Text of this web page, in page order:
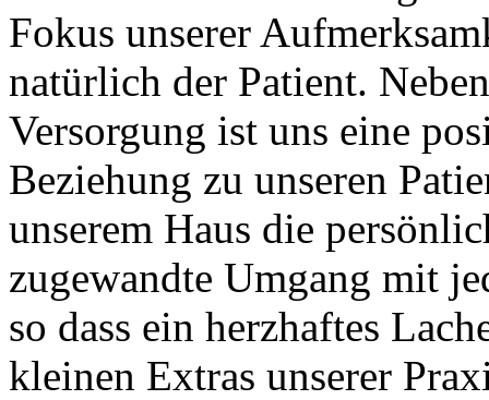
Fokus unserer
natürlich der Patient.
Versorgung ist uns eine
Beziehung zu unseren
unserem Haus die
zugewandte Umgang mit
so dass ein herzhaftes
kleinen Extras unserer